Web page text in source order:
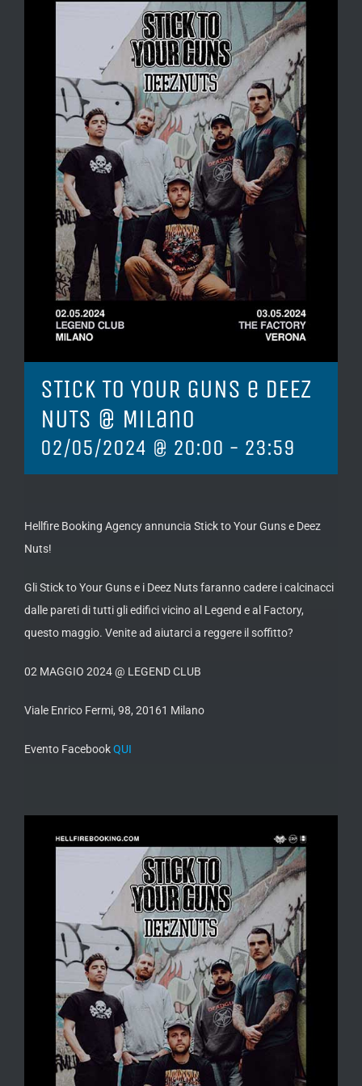
STICK TO YOUR GUNS e DEEZ
NUTS @ Milano
02/05/2024 @ 20:00 - 23:59
Hellfire Booking Agency annuncia Stick to Your Guns e Deez
Nuts!
Gli Stick to Your Guns e i Deez Nuts faranno cadere i calcinacci
dalle pareti di tutti gli edifici vicino al Legend e al Factory,
questo maggio. Venite ad aiutarci a reggere il soffitto?
02 MAGGIO 2024 @ LEGEND CLUB
Viale Enrico Fermi, 98, 20161 Milano
Evento FacebookQUI